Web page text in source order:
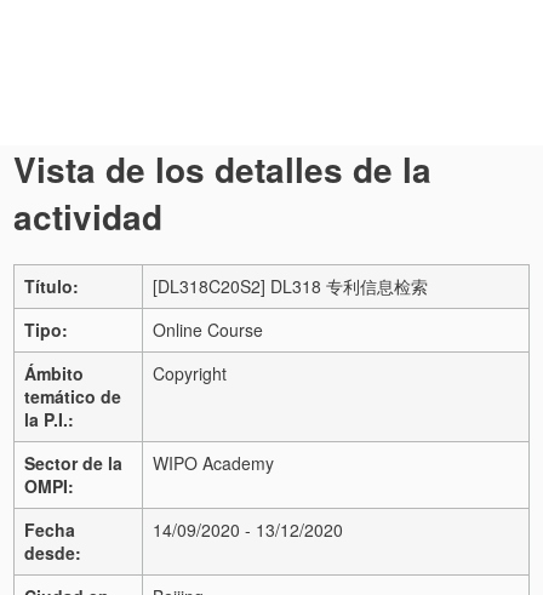
Vista de los detalles de la
actividad
Título:
[DL318C20S2] DL318 专利信息检索
Tipo:
Online Course
Ámbito
temático de
la P.I.:
Copyright
Sector de la
OMPI:
WIPO Academy
Fecha
desde:
14/09/2020 - 13/12/2020